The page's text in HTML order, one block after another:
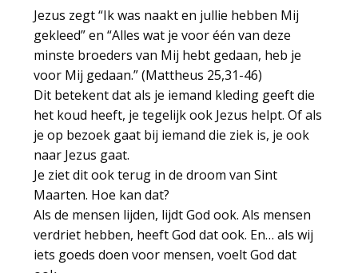
Jezus zegt “Ik was naakt en jullie hebben Mij
gekleed” en “Alles wat je voor één van deze
minste broeders van Mij hebt gedaan, heb je
voor Mij gedaan.” (Mattheus 25,31-46)
Dit betekent dat als je iemand kleding geeft die
het koud heeft, je tegelijk ook Jezus helpt. Of als
je op bezoek gaat bij iemand die ziek is, je ook
naar Jezus gaat.
Je ziet dit ook terug in de droom van Sint
Maarten. Hoe kan dat?
Als de mensen lijden, lijdt God ook. Als mensen
verdriet hebben, heeft God dat ook. En… als wij
iets goeds doen voor mensen, voelt God dat